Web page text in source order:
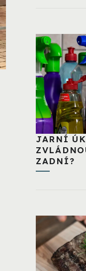
JARNÍ
ZADNÍ?